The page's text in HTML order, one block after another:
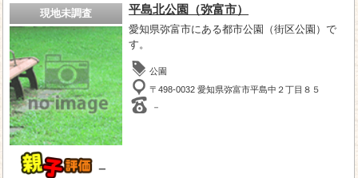
現地未調査
－
平島北公園（弥富市）
愛知県弥富市にある都市公園（街区公園）で
す。
公園
〒498-0032 愛知県弥富市平島中２丁目８５
－